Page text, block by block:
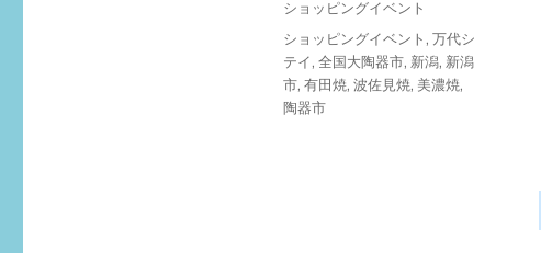
日:
カ
リ
ー
ショッピングイベント
タ
グ
ショッピングイベント , 万代シ
テイ, 全国大陶器市, 新潟, 新潟
市, 有田焼, 波佐見焼, 美濃焼,
陶器市